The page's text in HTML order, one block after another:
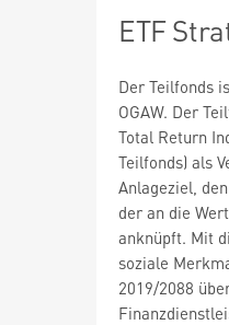
ETF
Der Teilfonds
OGAW. Der
Total Return
Teilfonds) als
Anlageziel,
der an die
anknüpft. Mit
soziale
2019/2088